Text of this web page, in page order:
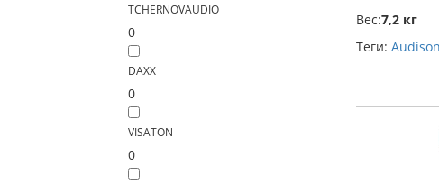
TCHERNOVAUDIO
0
DAXX
0
VISATON
0
Вес:7,2 кг
Теги: Audison